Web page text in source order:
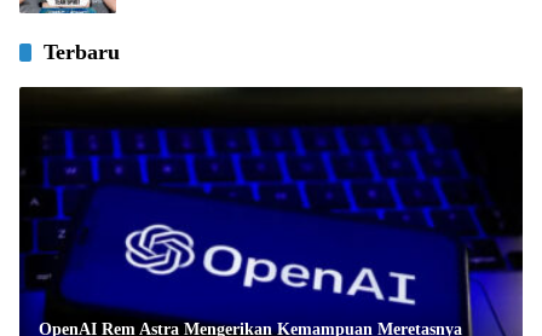
Terbaru
OpenAI Rem Astra Mengerikan Kemampuan Meretasnya